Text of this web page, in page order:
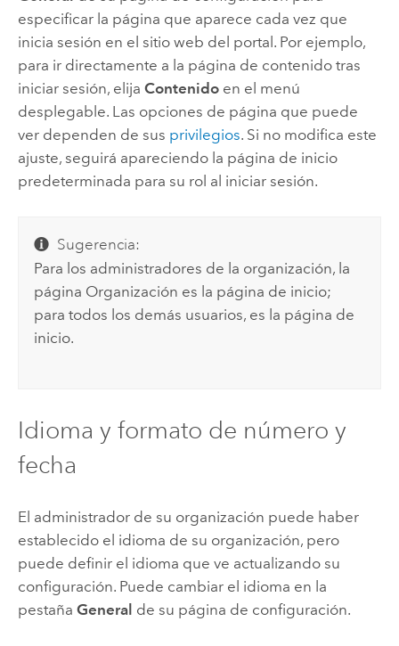
especificar la página que aparece cada vez que
inicia sesión en el sitio web del portal.Por ejemplo,
para ir directamente a la página de contenido tras
iniciar sesión, elija Contenidoen el menú
desplegable. Las opciones de página que puede
ver dependen de sus privilegios. Si no modifica este
ajuste, seguirá apareciendo la página de inicio
predeterminada para su rol al iniciar sesión.
Sugerencia:
Para los administradores de la organización, la
página Organización es la página de inicio;
para todos los demás usuarios, es la página de
inicio.
Idioma y formato de número y
fecha
El administrador de su organización puede haber
establecido el idioma de su organización, pero
puede definir el idioma que ve actualizando su
configuración. Puede cambiar el idioma en la
pestaña General de su página de configuración.